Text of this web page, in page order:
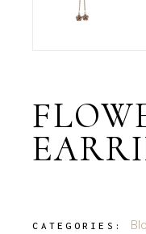
CATEGORIES: